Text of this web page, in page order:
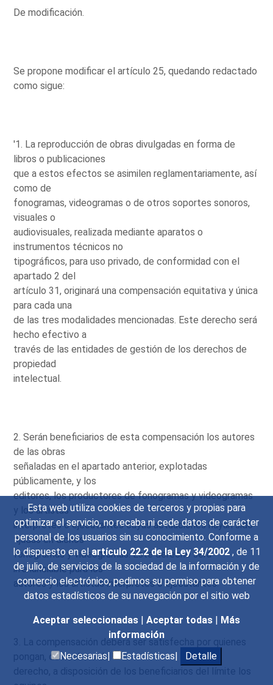
Esta web utiliza cookies de terceros y propias para
optimizar el servicio, no recaba ni cede datos de carácter
personal de los usuarios sin su conocimiento. Conforme a
lo dispuesto en elartículo 22.2 de la Ley 34/2002 , de 11
de julio, de servicios de la sociedad de la información y de
comercio electrónico, pedimos su permiso para obtener
datos estadísticos de su navegación por el sitio web
Aceptar seleccionadas | Aceptar todas | Más
información
Necesarias|
Estadísticas| Detalle
De modificación.
Se propone modificar el artículo 25, quedando redactado
como sigue:
'1. La reproducción de obras divulgadas en forma de
libros o publicaciones
que a estos efectos se asimilen reglamentariamente, así
como de
fonogramas, videogramas o de otros soportes sonoros,
visuales o
audiovisuales, realizada mediante aparatos o
instrumentos técnicos no
tipográficos, para uso privado, de conformidad con el
apartado 2 del
artículo 31, originará una compensación equitativa y única
para cada una
de las tres modalidades mencionadas. Este derecho será
hecho efectivo a
través de las entidades de gestión de los derechos de
propiedad
intelectual.
2. Serán beneficiarios de esta compensación los autores
de las obras
señaladas en el apartado anterior, explotadas
públicamente, y los
editores, los productores de fonogramas y videogramas
y los artistas
intérpretes o ejecutantes cuyas actuaciones hayan sido
fijadas en dichos
fonogramas y videogramas. Este derecho será
irrenunciable para los
autores y los artistas intérpretes o ejecutantes.
3. La compensación deberá ser satisfecha por quienes
pongan, de hecho o de
derecho, a disposición de los beneficiarios del límite los